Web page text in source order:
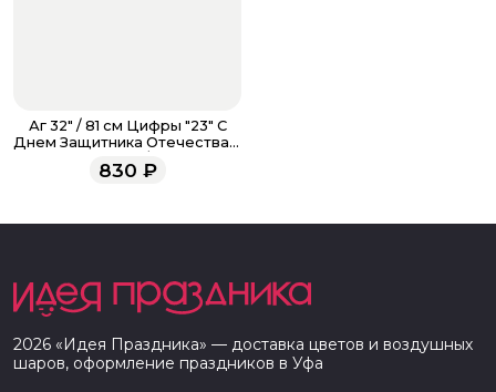
Аг 32" / 81 см Цифры "23" С
Днем Защитника Отечества в
упаковке / 2 шт
830 ₽
2026 «Идея Праздника» — доставка цветов и воздушных
шаров, оформление праздников в Уфа